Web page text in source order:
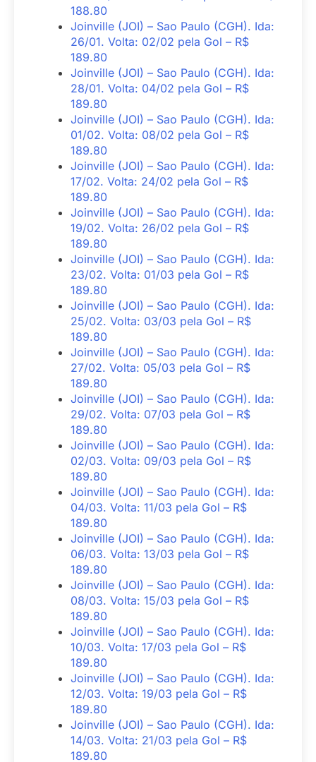
188.80
Joinville (JOI) – Sao Paulo (CGH). Ida:
26/01. Volta: 02/02 pela Gol – R$
189.80
Joinville (JOI) – Sao Paulo (CGH). Ida:
28/01. Volta: 04/02 pela Gol – R$
189.80
Joinville (JOI) – Sao Paulo (CGH). Ida:
01/02. Volta: 08/02 pela Gol – R$
189.80
Joinville (JOI) – Sao Paulo (CGH). Ida:
17/02. Volta: 24/02 pela Gol – R$
189.80
Joinville (JOI) – Sao Paulo (CGH). Ida:
19/02. Volta: 26/02 pela Gol – R$
189.80
Joinville (JOI) – Sao Paulo (CGH). Ida:
23/02. Volta: 01/03 pela Gol – R$
189.80
Joinville (JOI) – Sao Paulo (CGH). Ida:
25/02. Volta: 03/03 pela Gol – R$
189.80
Joinville (JOI) – Sao Paulo (CGH). Ida:
27/02. Volta: 05/03 pela Gol – R$
189.80
Joinville (JOI) – Sao Paulo (CGH). Ida:
29/02. Volta: 07/03 pela Gol – R$
189.80
Joinville (JOI) – Sao Paulo (CGH). Ida:
02/03. Volta: 09/03 pela Gol – R$
189.80
Joinville (JOI) – Sao Paulo (CGH). Ida:
04/03. Volta: 11/03 pela Gol – R$
189.80
Joinville (JOI) – Sao Paulo (CGH). Ida:
06/03. Volta: 13/03 pela Gol – R$
189.80
Joinville (JOI) – Sao Paulo (CGH). Ida:
08/03. Volta: 15/03 pela Gol – R$
189.80
Joinville (JOI) – Sao Paulo (CGH). Ida:
10/03. Volta: 17/03 pela Gol – R$
189.80
Joinville (JOI) – Sao Paulo (CGH). Ida:
12/03. Volta: 19/03 pela Gol – R$
189.80
Joinville (JOI) – Sao Paulo (CGH). Ida:
14/03. Volta: 21/03 pela Gol – R$
189.80